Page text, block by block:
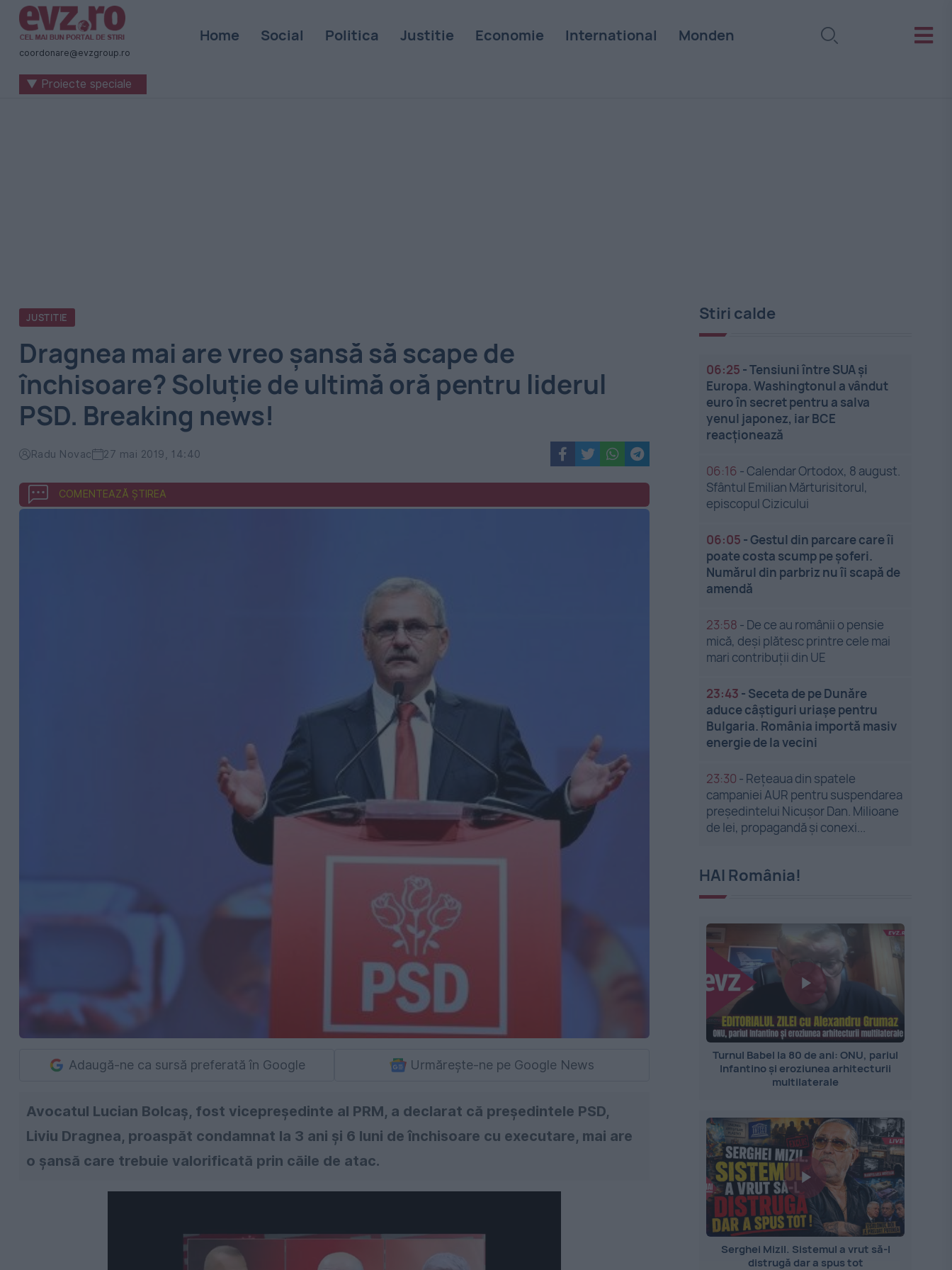
Știri
naționale
internaționale
coordonare@evzgroup.ro
Home Social Politica Justitie Economie International Monden
▼ Proiecte speciale
JUSTITIE
Dragnea mai are vreo şansă să scape de
închisoare? Soluţie de ultimă oră pentru liderul
PSD. Breaking news!
Radu Novac 27 mai 2019, 14:40
COMENTEAZĂ ȘTIREA
Adaugă-ne ca sursă preferată în Google Urmărește-ne pe Google News
Avocatul Lucian Bolcaș, fost vicepreședinte al PRM, a declarat că președintele PSD,
Liviu Dragnea, proaspăt condamnat la 3 ani și 6 luni de închisoare cu executare, mai are
o șansă care trebuie valorificată prin căile de atac.
Stiri calde
06:25 -Tensiuni între SUA și
Europa. Washingtonul a vândut
euro în secret pentru a salva
yenul japonez, iar BCE
reacționează
06:16 -Calendar Ortodox, 8 august.
Sfântul Emilian Mărturisitorul,
episcopul Cizicului
06:05 -Gestul din parcare care îi
poate costa scump pe șoferi.
Numărul din parbriz nu îi scapă de
amendă
23:58 - De ce au românii o pensie
mică, deși plătesc printre cele mai
mari contribuții din UE
23:43 - Seceta de pe Dunăre
aduce câștiguri uriașe pentru
Bulgaria. România importă masiv
energie de la vecini
23:30 - Rețeaua din spatele
campaniei AUR pentru suspendarea
președintelui Nicușor Dan. Milioane
de lei, propagandă și conexi...
HAI România!
Turnul Babel la 80 de ani: ONU, pariul
Infantino și eroziunea arhitecturii
multilaterale
Serghei Mizil. Sistemul a vrut să-l
distrugă dar a spus tot